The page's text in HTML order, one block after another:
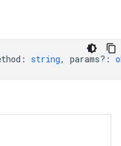
: string, params? :